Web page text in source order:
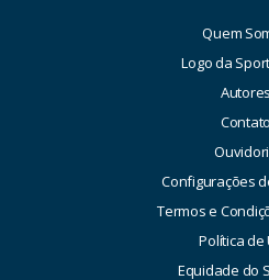
Quem
Logo da
Autores
Contato
Configurações
Termos e
Política de
Equidade do